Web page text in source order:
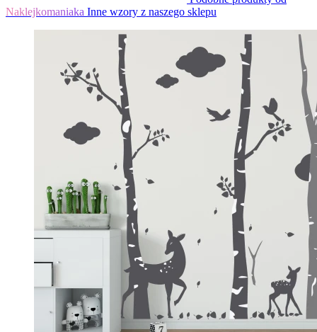
Naklejkomaniaka Inne wzory z naszego sklepu